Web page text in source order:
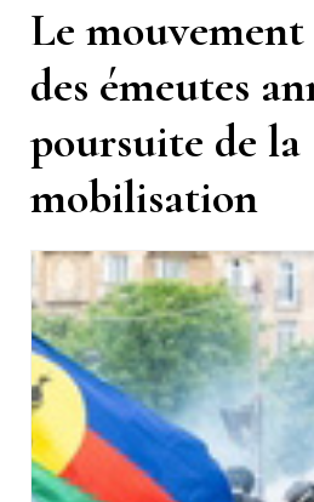
Le
des émeutes
poursuite de la
mobilisation